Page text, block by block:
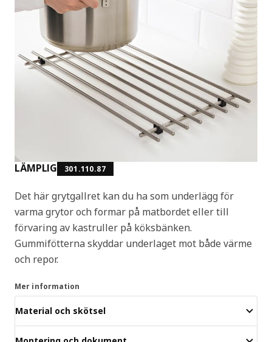
LÄMPLIG 301.110.87
Det här grytgallret kan du ha som underlägg för
varma grytor och formar på matbordet eller till
förvaring av kastruller på köksbänken.
Gummifötterna skyddar underlaget mot både värme
och repor.
Mer information
Material och skötsel